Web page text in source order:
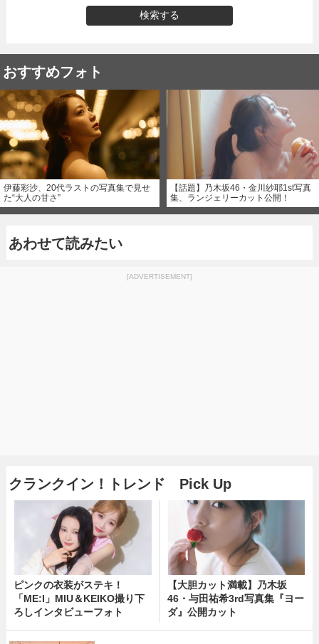
検索する
おすすめフォト
伊藤彩沙、20代ラストの写真集で見せ
た“大人の甘さ”
【話題】乃木坂46・金川紗耶1st写真
集、ランジェリーカット公開！
あわせて読みたい
[ADVERTISEMENT]
クランクイン！トレンド Pick Up
ピンクの衣装がステキ！
「ME:I」MIU＆KEIKO撮り下
ろしインタビューフォト
【大胆カット満載】乃木坂
46・与田祐希3rd写真集『ヨー
ダ』公開カット